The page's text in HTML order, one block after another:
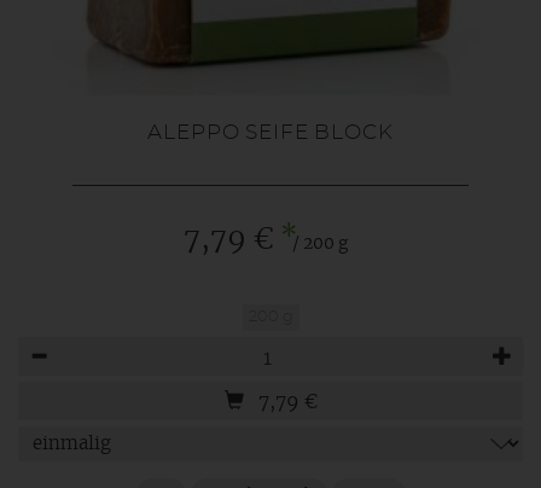
ALEPPO SEIFE BLOCK
7,79 € */ 200 g
7,79 €